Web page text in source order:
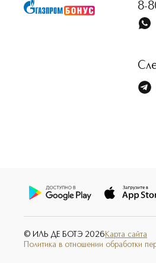
8-
© ИЛЬ ДЕ БОТЭ 2026 Карта сайта
Политика в отношении обработки